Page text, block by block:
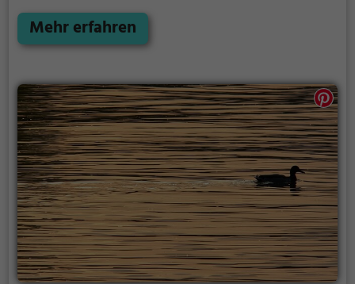
zahlreiche Möglichkeiten für Freizeitaktivitäten.
Mehr erfahren